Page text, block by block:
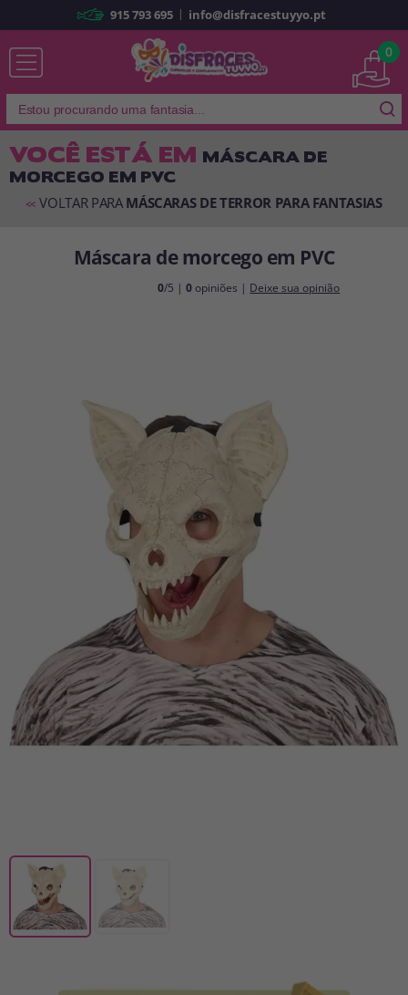
Já sou cliente
Lembrar-me Esqueceu sua senha?
É a minha primeira vez
Vá em frente! Estávamos esperando por você.
915 793 695 | info@disfracestuyyo.pt
0
VOCÊ ESTÁ EM MÁSCARA DE
MORCEGO EM PVC
<< VOLTAR PARA MÁSCARAS DE TERROR PARA FANTASIAS
Máscara de morcego em PVC
0/5 |0 opiniões | Deixe sua opinião